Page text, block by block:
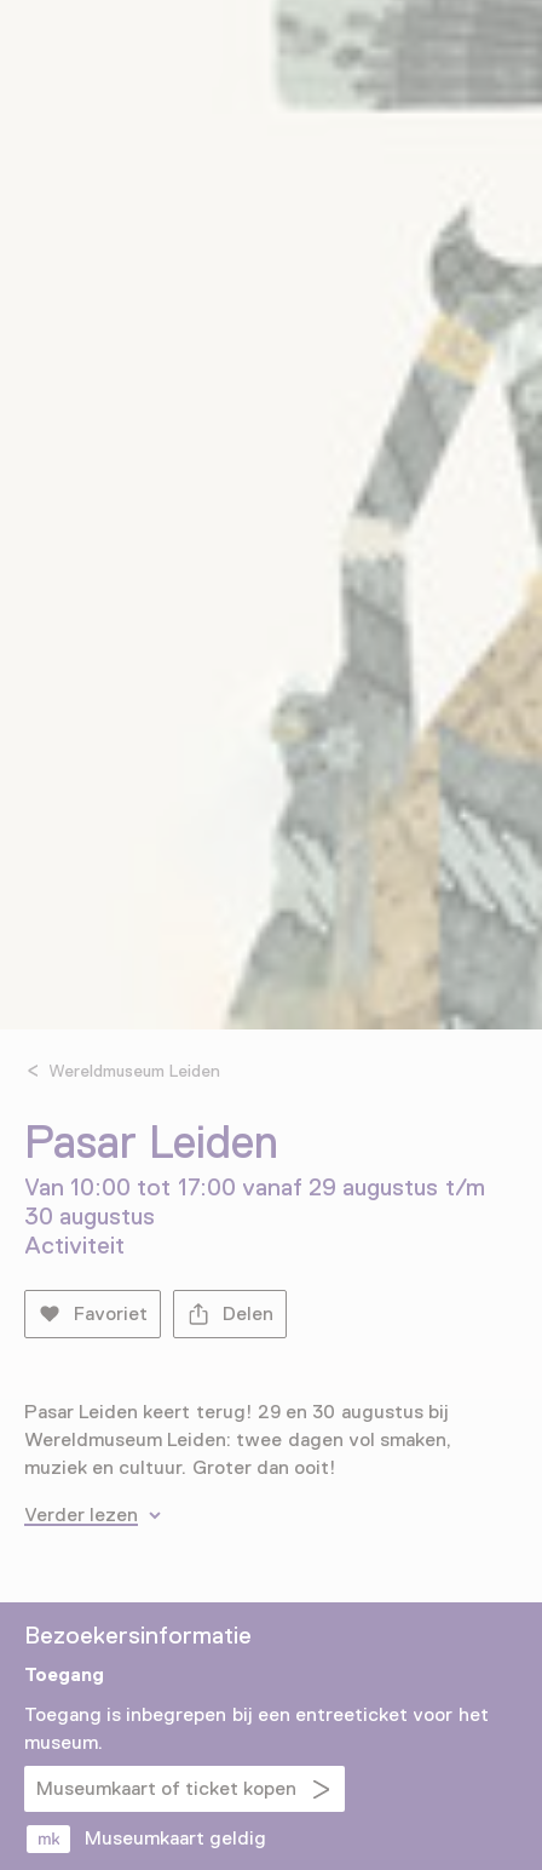
Wereldmuseum Leiden
Pasar Leiden
Van 10:00 tot 17:00 vanaf 29 augustus t/m
30 augustus
Activiteit
Favoriet Delen
Pasar Leiden keert terug! 29 en 30 augustus bij
Wereldmuseum Leiden: twee dagen vol smaken,
muziek en cultuur. Groter dan ooit!
Verder lezen
Bezoekersinformatie
Toegang
Toegang is inbegrepen bij een entreeticket voor het
museum.
Museumkaart of ticket kopen
Museumkaart geldig